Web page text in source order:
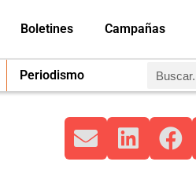
Boletines Campañas
Periodismo